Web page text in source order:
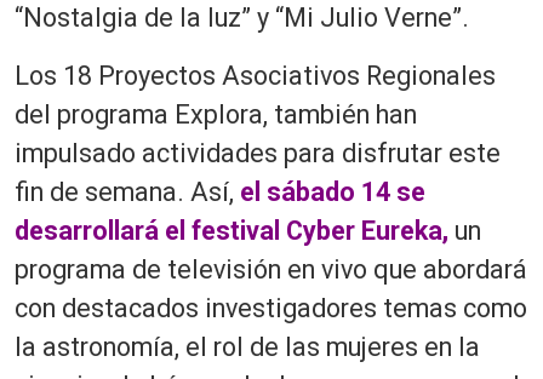
“Nostalgia de la luz” y “Mi Julio Verne”.
Los 18 Proyectos Asociativos Regionales
del programa Explora, también han
impulsado actividades para disfrutar este
fin de semana. Así, el sábado 14 se
desarrollará el festival Cyber Eureka, un
programa de televisión en vivo que abordará
con destacados investigadores temas como
la astronomía, el rol de las mujeres en la